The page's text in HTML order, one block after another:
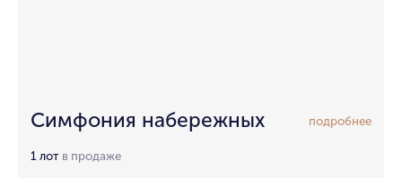
Симфония набережных подробнее
1 лот в продаже